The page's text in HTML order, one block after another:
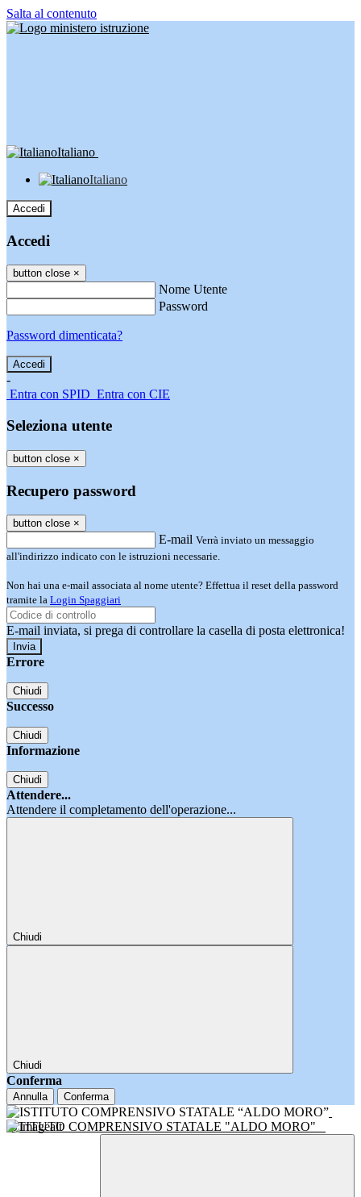
Salta al contenuto
Italiano
Italiano
Accedi
Accedi
button close ×
Nome Utente
Password
Password dimenticata?
-
Entra con SPID Entra con CIE
Seleziona utente
button close ×
Recupero password
button close ×
E-mail Verrà inviato un messaggio
all'indirizzo indicato con le istruzioni necessarie.
Non hai una e-mail associata al nome utente? Effettua il reset della password
tramite la Login Spaggiari
E-mail inviata, si prega di controllare la casella di posta elettronica!
Errore
Chiudi
Successo
Chiudi
Informazione
Chiudi
Attendere...
Attendere il completamento dell'operazione...
Chiudi
Chiudi
Conferma
Annulla Conferma
ISTITUTO COMPRENSIVO STATALE "ALDO MORO"